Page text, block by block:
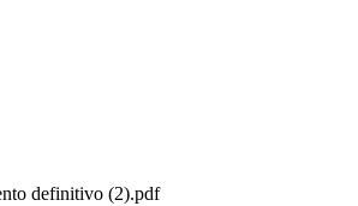
definitivo (2).pdf